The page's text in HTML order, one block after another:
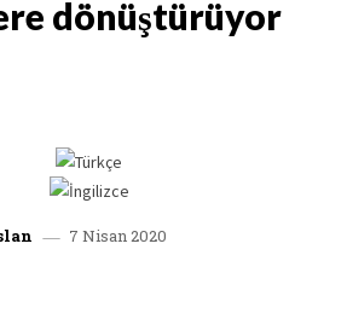
dönüştürüyor
7 Nisan 2020